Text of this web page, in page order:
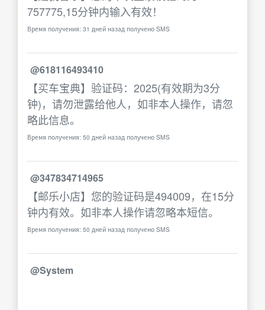
757775,15分钟内输入有效！
Время получения: 31 дней назад получено SMS
@618116493410
【买车宝典】验证码：2025(有效期为3分
钟)，请勿泄露给他人，如非本人操作，请忽
略此信息。
Время получения: 50 дней назад получено SMS
@347834714965
【邮乐小店】您的验证码是494009，在15分
钟内有效。如非本人操作请忽略本短信。
Время получения: 50 дней назад получено SMS
@System